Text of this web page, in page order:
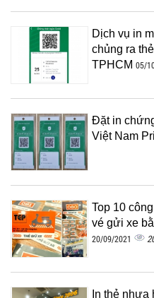
Dịch vụ in
chủng ra
TPHCM 05/
Đặt in
Việt Nam
Top 10
vé gửi xe
20/09/2021
In thẻ nhựa